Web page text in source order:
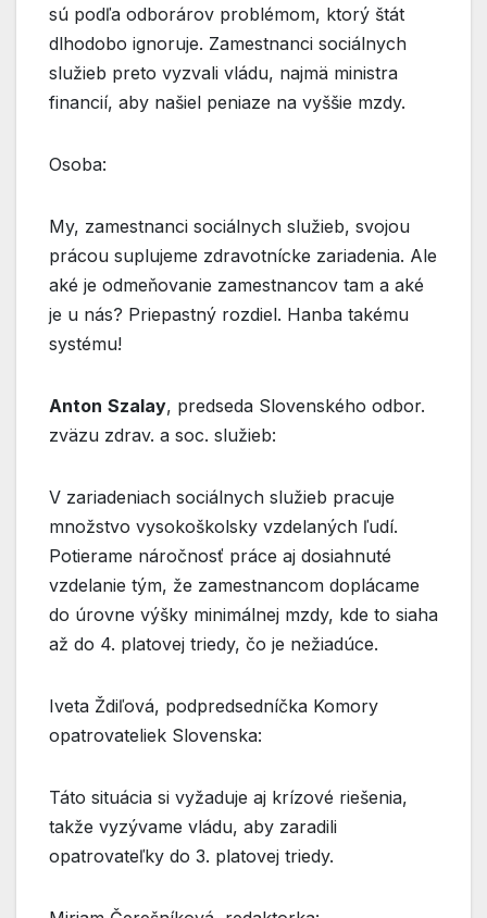
sú podľa odborárov problémom, ktorý štát
dlhodobo ignoruje. Zamestnanci sociálnych
služieb preto vyzvali vládu, najmä ministra
financií, aby našiel peniaze na vyššie mzdy.
Osoba:
My, zamestnanci sociálnych služieb, svojou
prácou suplujeme zdravotnícke zariadenia. Ale
aké je odmeňovanie zamestnancov tam a aké
je u nás? Priepastný rozdiel. Hanba takému
systému!
Anton Szalay, predseda Slovenského odbor.
zväzu zdrav. a soc. služieb:
V zariadeniach sociálnych služieb pracuje
množstvo vysokoškolsky vzdelaných ľudí.
Potierame náročnosť práce aj dosiahnuté
vzdelanie tým, že zamestnancom doplácame
do úrovne výšky minimálnej mzdy, kde to siaha
až do 4. platovej triedy, čo je nežiadúce.
Iveta Ždiľová, podpredsedníčka Komory
opatrovateliek Slovenska:
Táto situácia si vyžaduje aj krízové riešenia,
takže vyzývame vládu, aby zaradili
opatrovateľky do 3. platovej triedy.